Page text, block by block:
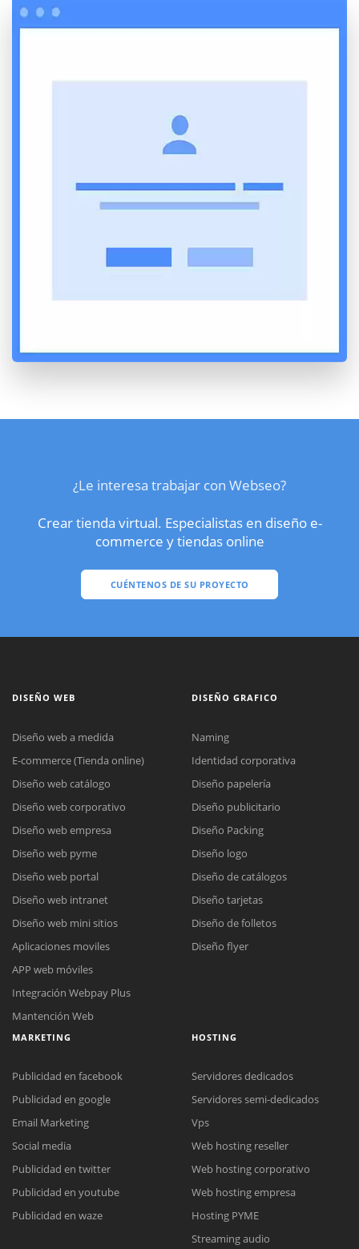
¿Le interesa trabajar con Webseo?
Crear tienda virtual. Especialistas en diseño e-
commerce y tiendas online
CUÉNTENOS DE SU PROYECTO
Reunión online
Meet para la reunión online.
Cotización
Chat Online
Todos nuestros ejecutivos están fuera de línea. Complete el formulario
DISEÑO WEB
Diseño web a medida
E-commerce (Tienda online)
Diseño web catálogo
Diseño web corporativo
Diseño web empresa
Diseño web pyme
Diseño web portal
Diseño web intranet
Diseño web mini sitios
Aplicaciones moviles
APP web móviles
Integración Webpay Plus
Mantención Web
DISEÑO GRAFICO
Naming
Identidad corporativa
Diseño papelería
Diseño publicitario
Diseño Packing
Diseño logo
Diseño de catálogos
Diseño tarjetas
Diseño de folletos
Diseño flyer
MARKETING
Publicidad en facebook
Publicidad en google
Email Marketing
Social media
Publicidad en twitter
Publicidad en youtube
Publicidad en waze
HOSTING
Servidores dedicados
Servidores semi-dedicados
Vps
Web hosting reseller
Web hosting corporativo
Web hosting empresa
Hosting PYME
Streaming audio